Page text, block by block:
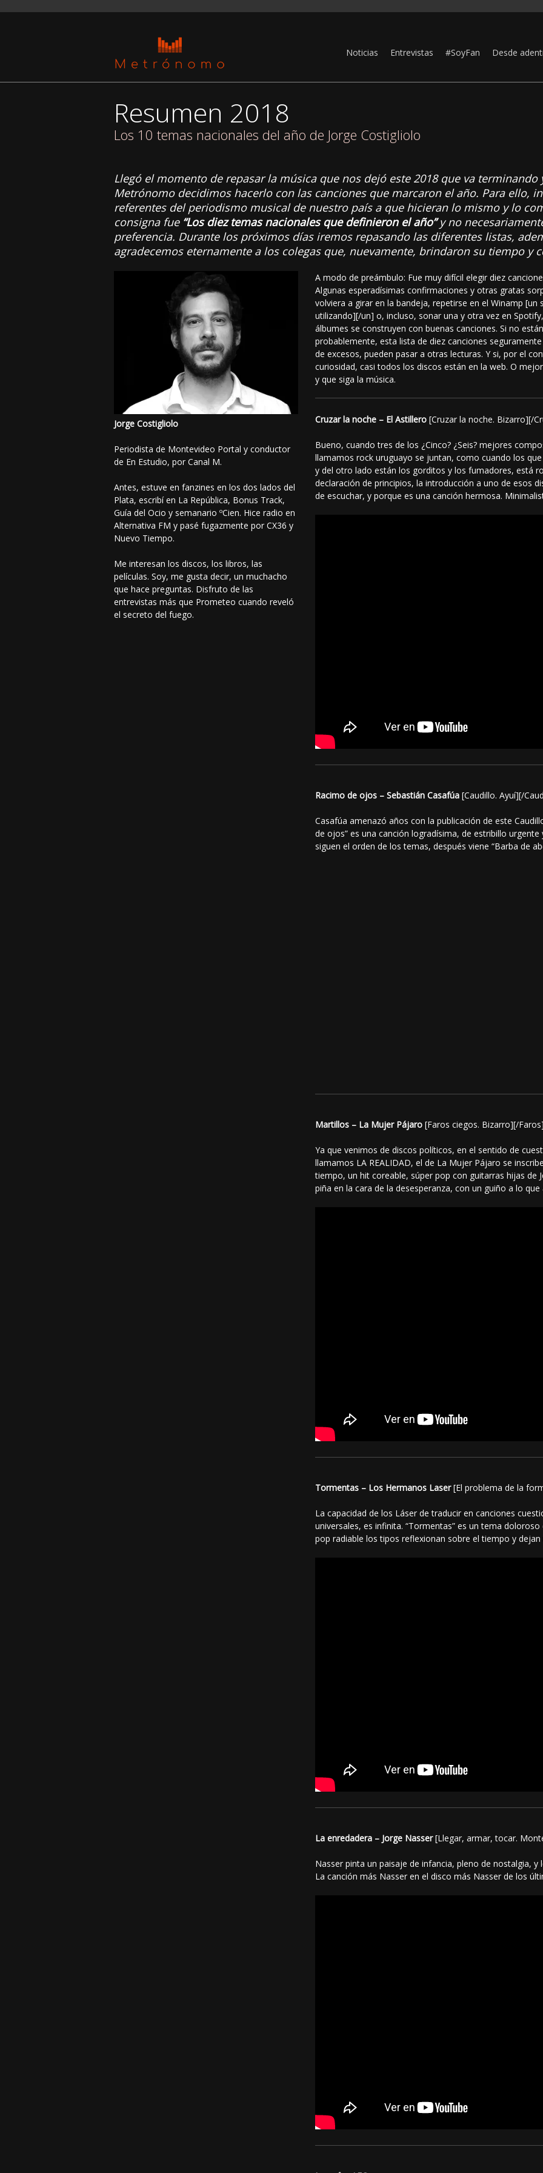
Noticias Entrevistas #SoyFan Desde
Resumen 2018
Los 10 temas nacionales del año de Jorge Costigliolo
Llegó el momento de repasar la música que nos dejó este 2018 que va terminando
Metrónomo decidimos hacerlo con las canciones que marcaron el año. Para ello,
referentes del periodismo musical de nuestro país a que hicieran lo mismo y lo
consigna fue “Los diez temas nacionales que definieron el año”y no
preferencia. Durante los próximos días iremos repasando las diferentes listas,
agradecemos eternamente a los colegas que, nuevamente, brindaron su tiempo y
Jorge Costigliolo
Periodista de Montevideo Portal y conductor
de En Estudio, por Canal M.
Antes, estuve en fanzines en los dos lados del
Plata, escribí en La República, Bonus Track,
Guía del Ocio y semanario ºCien. Hice radio en
Alternativa FM y pasé fugazmente por CX36 y
Nuevo Tiempo.
Me interesan los discos, los libros, las
películas. Soy, me gusta decir, un muchacho
que hace preguntas. Disfruto de las
entrevistas más que Prometeo cuando reveló
el secreto del fuego.
A modo de preámbulo: Fue muy difícil elegir diez
Algunas esperadísimas confirmaciones y otras gratas
volviera a girar en la bandeja, repetirse en el Winamp
utilizando][/un] o, incluso, sonar una y otra vez en
álbumes se construyen con buenas canciones. Si no
probablemente, esta lista de diez canciones
de excesos, pueden pasar a otras lecturas. Y si, por el
curiosidad, casi todos los discos están en la web. O
y que siga la música.
Cruzar la noche – El Astillero [Cruzar la noche. Bizarro][/
Bueno, cuando tres de los ¿Cinco? ¿Seis? mejores
llamamos rock uruguayo se juntan, como cuando los
y del otro lado están los gorditos y los fumadores, está
declaración de principios, la introducción a uno de esos
de escuchar, y porque es una canción hermosa.
Racimo de ojos – Sebastián Casafúa [Caudillo. Ayuí][/
Casafúa amenazó años con la publicación de este
de ojos” es una canción logradísima, de estribillo
siguen el orden de los temas, después viene “Barba de
Martillos – La Mujer Pájaro [Faros ciegos. Bizarro][/Faros]
Ya que venimos de discos políticos, en el sentido de
llamamos LA REALIDAD, el de La Mujer Pájaro se
tiempo, un hit coreable, súper pop con guitarras hijas de
piña en la cara de la desesperanza, con un guiño a lo
Tormentas – Los Hermanos Laser[El problema de la
La capacidad de los Láser de traducir en canciones
universales, es infinita. “Tormentas” es un tema
pop radiable los tipos reflexionan sobre el tiempo y
La enredadera – Jorge Nasser[Llegar, armar, tocar.
Nasser pinta un paisaje de infancia, pleno de nostalgia,
La canción más Nasser en el disco más Nasser de los